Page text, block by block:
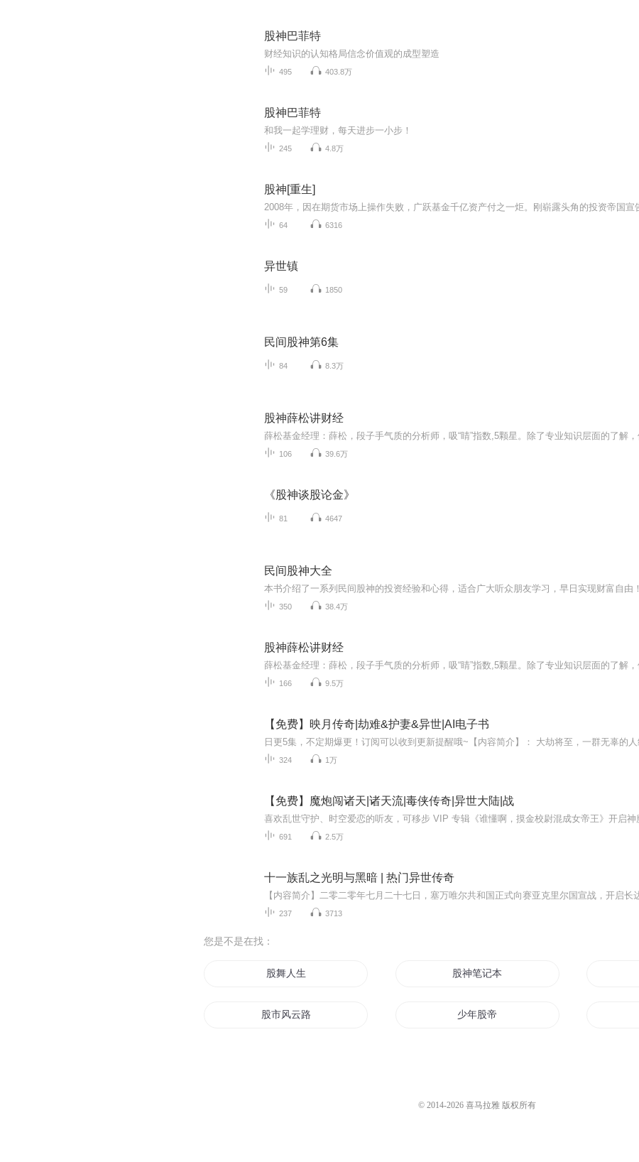
股神巴菲特
财经知识的认知格局信念价值观的成型塑造
495 403.8万
股神巴菲特
和我一起学理财，每天进步一小步！
245 4.8万
股神[重生]
64 6316
异世镇
59 1850
民间股神第6集
84 8.3万
股神薛松讲财经
106 39.6万
《股神谈股论金》
81 4647
民间股神大全
本书介绍了一系列民间股神的投资经验和心得，适合广大听众朋友学习，早日实现财富自由！
350 38.4万
股神薛松讲财经
166 9.5万
【免费】映月传奇|劫难&护妻&异世|AI电子书
324 1万
【免费】魔炮闯诸天|诸天流|毒侠传奇|异世大陆|战
691 2.5万
十一族乱之光明与黑暗 | 热门异世传奇
237 3713
您是不是在找：
股舞人生 股神笔记本
股市风云路 少年股帝
© 2014-2026 喜马拉雅 版权所有